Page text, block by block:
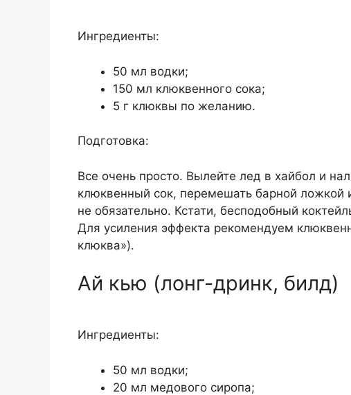
Ингредиенты:
50 мл водки;
150 мл клюквенного сока;
5 г клюквы по желанию.
Подготовка:
Все очень просто. Вылейте лед в хайбол и
клюквенный сок, перемешать барной ложкой
не обязательно. Кстати, бесподобный
Для усиления эффекта рекомендуем
клюква»).
Ай кью (лонг-дринк, билд)
Ингредиенты:
50 мл водки;
20 мл медового сиропа;